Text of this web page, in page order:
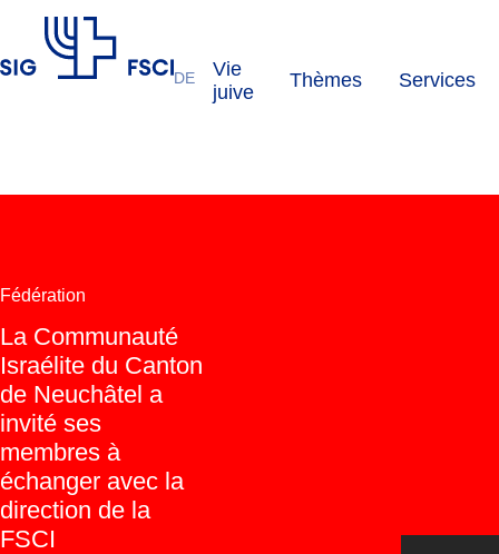
DE
Vie
juive
Thèmes Services
Fédération
La Communauté
Israélite du Canton
de Neuchâtel a
invité ses
membres à
échanger avec la
direction de la
FSCI